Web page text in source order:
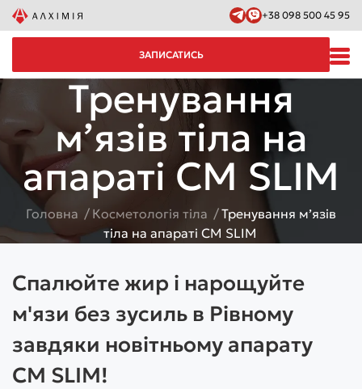
+38 098 500 45 95
ЗАПИСАТИСЬ
Тренування
мʼязів тіла на
апараті CM SLIM
Головна Косметологія тіла
Тренування мʼязів
тіла на апараті CM SLIM
Спалюйте жир і нарощуйте
м'язи без зусиль в Рівному
завдяки новітньому апарату
CM SLIM!